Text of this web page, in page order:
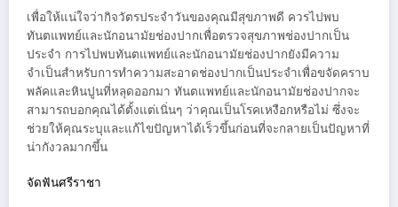
เพื่อให้แน่ใจว่ากิจวัตรประจำวันของคุณมีสุขภาพดี ควรไปพบ
ทันตแพทย์และนักอนามัยช่องปากเพื่อตรวจสุขภาพช่องปากเป็น
ประจำ การไปพบทันตแพทย์และนักอนามัยช่องปากยังมีความ
จำเป็นสำหรับการทำความสะอาดช่องปากเป็นประจำเพื่อขจัดคราบ
พลัคและหินปูนที่หลุดออกมา ทันตแพทย์และนักอนามัยช่องปากจะ
สามารถบอกคุณได้ตั้งแต่เนิ่นๆ ว่าคุณเป็นโรคเหงือกหรือไม่ ซึ่งจะ
ช่วยให้คุณระบุและแก้ไขปัญหาได้เร็วขึ้นก่อนที่จะกลายเป็นปัญหาที่
น่ากังวลมากขึ้น
จัดฟันศรีราชา